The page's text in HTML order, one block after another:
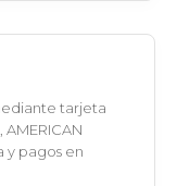
tarjeta
AMERICAN
y pagos en